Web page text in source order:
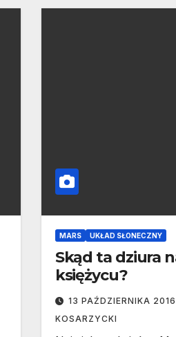
MARS UKŁAD SŁONECZNY
Skąd ta dziura
księżycu?
13 PAŹDZIERNIKA 2016
KOSARZYCKI